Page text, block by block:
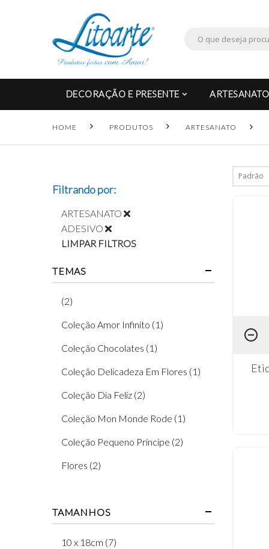
DECORAÇÃO E PRESENTE ARTESANATO
HOME PRODUTOS ARTESANATO
Filtrando por:
ARTESANATO
ADESIVO
LIMPAR FILTROS
TEMAS
(2)
Coleção Amor Infinito (1)
Coleção Chocolates (1)
Coleção Delicadeza Em Flores (1)
Coleção Dia Feliz (2)
Coleção Mon Monde Rode (1)
Coleção Pequeno Príncipe (2)
Flores (2)
Lacres (1)
TAMANHOS
10 x 18cm (7)